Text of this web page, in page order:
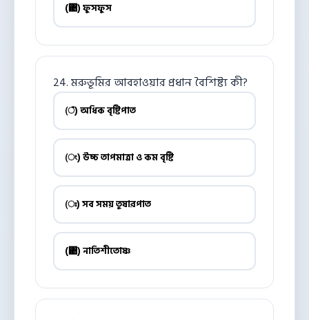
(঄) ফুসফুস
24. মরুভূমির আবহাওয়ার প্রধান বৈশিষ্ট্য কী?
(ঁ) অধিক বৃষ্টিপাত
(ং) উচ্চ তাপমাত্রা ও কম বৃষ্টি
(ঃ) সব সময় তুষারপাত
(঄) নাতিশীতোষ্ণ